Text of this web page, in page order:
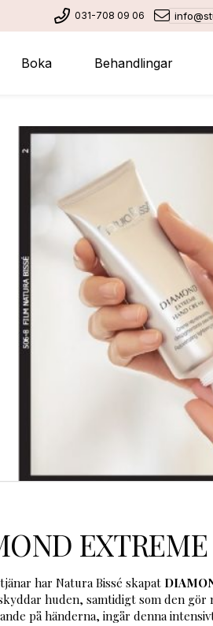
031-708 09 06
Boka Behandlingar
har Natura Bissé skapat
huden, samtidigt som den gör
på händerna, ingår denna